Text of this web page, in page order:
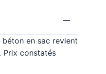
—
en sac revient
Prix constatés